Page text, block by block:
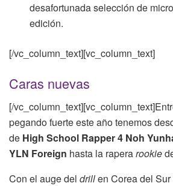
desafortunada selección de
edición.
[/vc_column_text][vc_column_text]
Caras nuevas
[/
pegando fuerte este año tenemos
de High School Rapper 4 Noh
YLN Foreign hasta la raperarookie
Con el auge del drillen Corea del